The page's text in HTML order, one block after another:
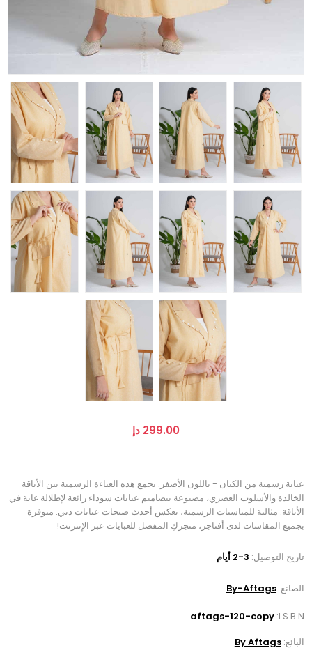
299.00 دإ
عباية رسمية من الكتان - باللون الأصفر. تجمع هذه العباءة الرسمية بين الأناقة
الخالدة والأسلوب العصري، مصنوعة بتصاميم عبايات سوداء رائعة لإطلالة غاية في
الأناقة. مثالية للمناسبات الرسمية، تعكس أحدث صيحات عبايات دبي. متوفرة
بجميع المقاسات لدى أفتاجز، متجركِ المفضل للعبايات عبر الإنترنت!
تاريخ التوصيل: 2-3 أيام
الصانع: By-Aftags
I.S.B.N:
aftags-120-copy
البائع: By Aftags